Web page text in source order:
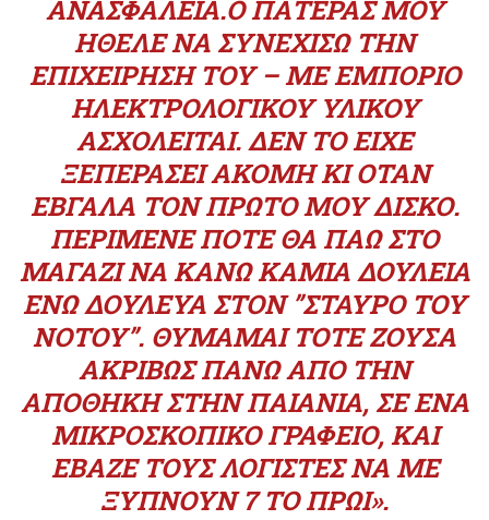
ΑΝΑΣΦΆΛΕΙΑ.Ο ΠΑΤΈΡΑΣ ΜΟΥ
ΉΘΕΛΕ ΝΑ ΣΥΝΕΧΊΣΩ ΤΗΝ
ΕΠΙΧΕΊΡΗΣΉ ΤΟΥ – ΜΕ ΕΜΠΌΡΙΟ
ΗΛΕΚΤΡΟΛΟΓΙΚΟΎ ΥΛΙΚΟΎ
ΑΣΧΟΛΕΊΤΑΙ. ΔΕΝ ΤΟ ΕΊΧΕ
ΞΕΠΕΡΆΣΕΙ ΑΚΌΜΗ ΚΙ ΌΤΑΝ
ΈΒΓΑΛΑ ΤΟΝ ΠΡΏΤΟ ΜΟΥ ΔΊΣΚΟ.
ΠΕΡΊΜΕΝΕ ΠΌΤΕ ΘΑ ΠΆΩ ΣΤΟ
ΜΑΓΑΖΊ ΝΑ ΚΆΝΩ ΚΑΜΙΆ ΔΟΥΛΕΙΆ
ΕΝΏ ΔΟΎΛΕΥΑ ΣΤΟΝ ”ΣΤΑΥΡΌ ΤΟΥ
ΝΌΤΟΥ”. ΘΥΜΆΜΑΙ ΤΌΤΕ ΖΟΎΣΑ
ΑΚΡΙΒΏΣ ΠΆΝΩ ΑΠΌ ΤΗΝ
ΑΠΟΘΉΚΗ ΣΤΗΝ ΠΑΙΑΝΊΑ, ΣΕ ΈΝΑ
ΜΙΚΡΟΣΚΟΠΙΚΌ ΓΡΑΦΕΊΟ, ΚΑΙ
ΈΒΑΖΕ ΤΟΥΣ ΛΟΓΙΣΤΈΣ ΝΑ ΜΕ
ΞΥΠΝΟΎΝ 7 ΤΟ ΠΡΩΊ».